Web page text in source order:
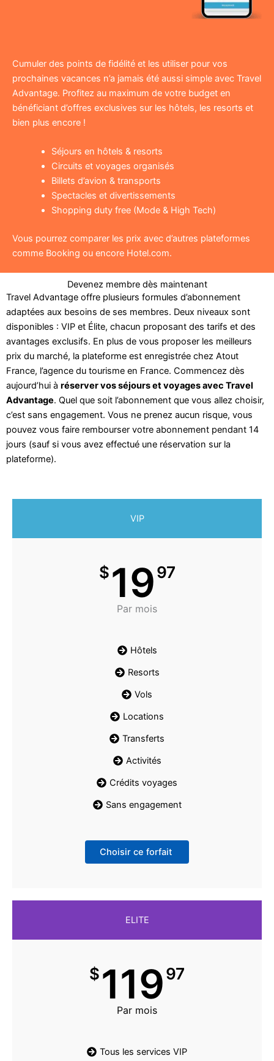
Cumuler des points de fidélité et les utiliser pour vos
prochaines vacances n’a jamais été aussi simple avec Travel
Advantage. Profitez au maximum de votre budget en
bénéficiant d’offres exclusives sur les hôtels, les resorts et
bien plus encore !
Séjours en hôtels & resorts
Circuits et voyages organisés
Billets d’avion & transports
Spectacles et divertissements
Shopping duty free (Mode & High Tech)
Vous pourrez comparer les prix avec d’autres plateformes
comme Booking ou encore Hotel.com.
Devenez membre dès maintenant
Travel Advantage offre plusieurs formules d’abonnement
adaptées aux besoins de ses membres. Deux niveaux sont
disponibles : VIP et Élite, chacun proposant des tarifs et des
avantages exclusifs. En plus de vous proposer les meilleurs
prix du marché, la plateforme est enregistrée chez Atout
France, l’agence du tourisme en France. Commencez dès
aujourd’hui à réserver vos séjours et voyages avec Travel
Advantage. Quel que soit l’abonnement que vous allez choisir,
c’est sans engagement. Vous ne prenez aucun risque, vous
pouvez vous faire rembourser votre abonnement pendant 14
jours (sauf si vous avez effectué une réservation sur la
plateforme).
VIP
$1997
Par mois
Hôtels
Resorts
Vols
Locations
Transferts
Activités
Crédits voyages
Sans engagement
Choisir ce forfait
ELITE
$11997
Par mois
Tous les services VIP